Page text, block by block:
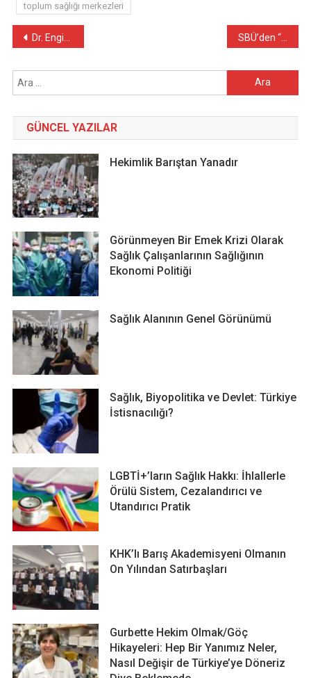
toplum sağlığı merkezleri
Yazı
gezinmesi
Dr. Engin Tonguç’un ardından…
Arama:
GÜNCEL YAZILAR
Hekimlik Barıştan Yanadır
Görünmeyen Bir Emek Krizi Olarak
Sağlık Çalışanlarının Sağlığının
Ekonomi Politiği
Sağlık Alanının Genel Görünümü
Sağlık, Biyopolitika ve Devlet: Türkiye
İstisnacılığı?
LGBTİ+’ların Sağlık Hakkı: İhlallerle
Örülü Sistem, Cezalandırıcı ve
Utandırıcı Pratik
KHK’lı Barış Akademisyeni Olmanın
On Yılından Satırbaşları
Gurbette Hekim Olmak/Göç
Hikayeleri: Hep Bir Yanımız Neler,
Nasıl Değişir de Türkiye’ye Döneriz